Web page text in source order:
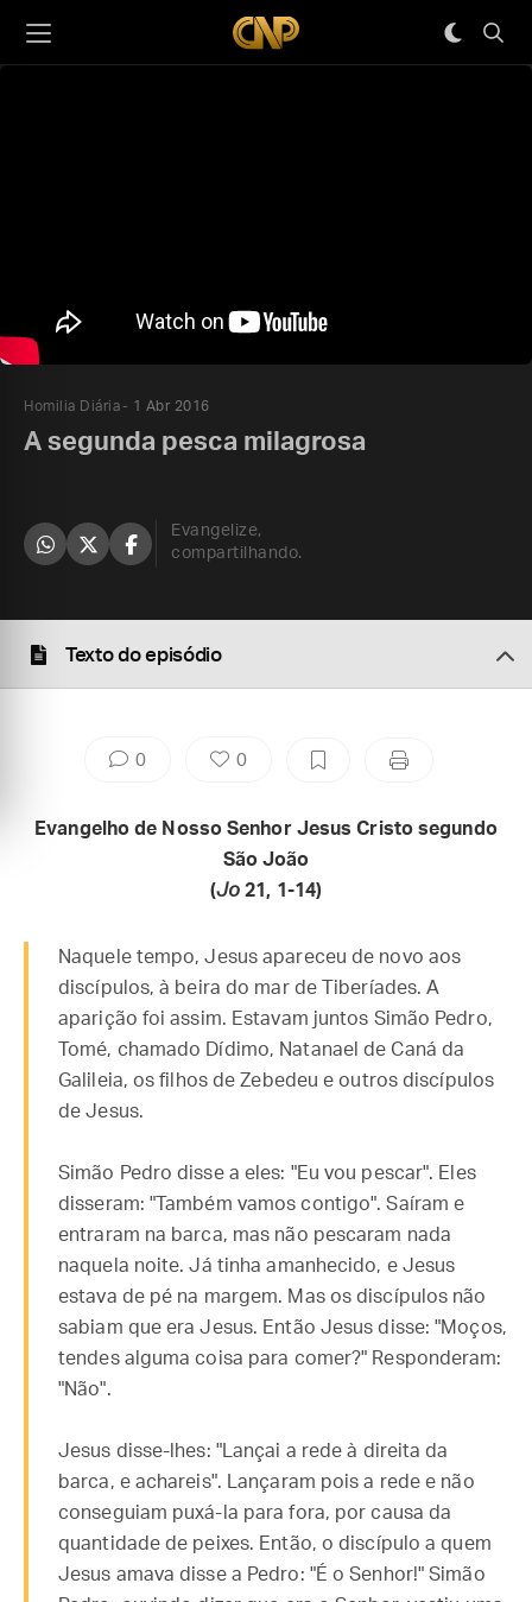
Homilia Diária 1 Abr 2016
A segunda pesca milagrosa
Evangelize,
compartilhando.
Texto do episódio
0 0
Evangelho de Nosso Senhor Jesus Cristo segundo
São João
(Jo 21, 1-14)
Naquele tempo, Jesus apareceu de novo aos
discípulos, à beira do mar de Tiberíades. A
aparição foi assim. Estavam juntos Simão Pedro,
Tomé, chamado Dídimo, Natanael de Caná da
Galileia, os filhos de Zebedeu e outros discípulos
de Jesus.
Simão Pedro disse a eles: "Eu vou pescar". Eles
disseram: "Também vamos contigo". Saíram e
entraram na barca, mas não pescaram nada
naquela noite. Já tinha amanhecido, e Jesus
estava de pé na margem. Mas os discípulos não
sabiam que era Jesus. Então Jesus disse: "Moços,
tendes alguma coisa para comer?" Responderam:
"Não".
Jesus disse-lhes: "Lançai a rede à direita da
barca, e achareis". Lançaram pois a rede e não
conseguiam puxá-la para fora, por causa da
quantidade de peixes. Então, o discípulo a quem
Jesus amava disse a Pedro: "É o Senhor!" Simão